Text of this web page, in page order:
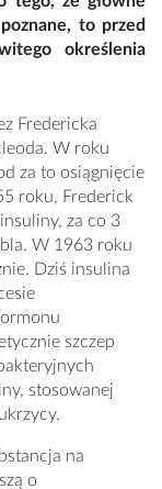
to przed
określenia
Fredericka
W roku
za to osiągnięcie
roku, Frederick
za co 3
W 1963 roku
Dziś insulina
szczep
stosowanej
na
o